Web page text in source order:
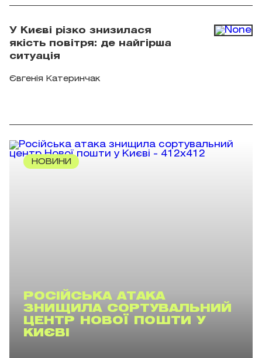
У Києві різко знизилася
якість повітря: де найгірша
ситуація
Євгенія Катеринчак
НОВИНИ
РОСІЙСЬКА АТАКА
ЗНИЩИЛА СОРТУВАЛЬНИЙ
ЦЕНТР НОВОЇ ПОШТИ У
КИЄВІ